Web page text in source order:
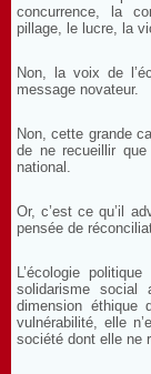
concurrence, la
pillage, le lucre, la
Non, la voix de
message novateur.
Non, cette grande
de ne recueillir que
national.
Or, c’est ce qu’il
pensée de
L’écologie
solidarisme social
dimension éthique
vulnérabilité, elle
société dont elle ne